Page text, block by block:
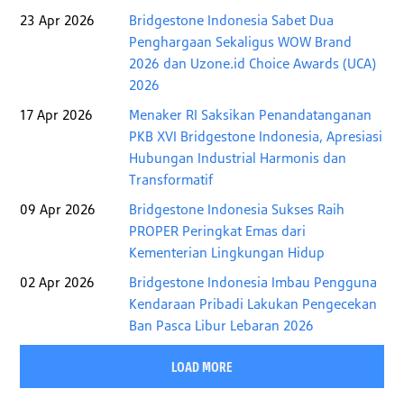
23 Apr 2026
Bridgestone Indonesia Sabet Dua
Penghargaan Sekaligus WOW Brand
2026 dan Uzone.id Choice Awards (UCA)
2026
17 Apr 2026
Menaker RI Saksikan Penandatanganan
PKB XVI Bridgestone Indonesia, Apresiasi
Hubungan Industrial Harmonis dan
Transformatif
09 Apr 2026
Bridgestone Indonesia Sukses Raih
PROPER Peringkat Emas dari
Kementerian Lingkungan Hidup
02 Apr 2026
Bridgestone Indonesia Imbau Pengguna
Kendaraan Pribadi Lakukan Pengecekan
Ban Pasca Libur Lebaran 2026
LOAD MORE